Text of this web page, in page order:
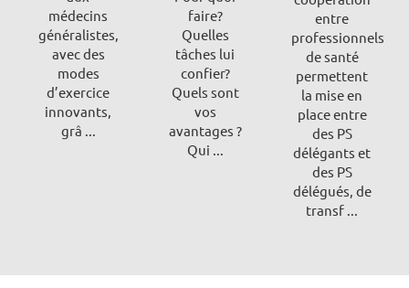
médecins
généralistes,
avec des
modes
d’exercice
innovants,
grâ ...
faire?
Quelles
tâches lui
confier?
Quels sont
vos
avantages ?
Qui ...
entre
professionnels
de santé
permettent
la mise en
place entre
des PS
délégants et
des PS
délégués, de
transf ...